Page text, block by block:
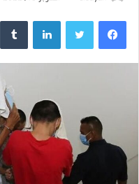
فيسبوك لينكدإن